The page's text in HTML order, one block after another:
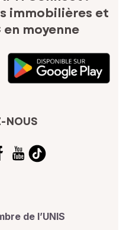
immobilières et
moyenne
NOUS
de l’UNIS